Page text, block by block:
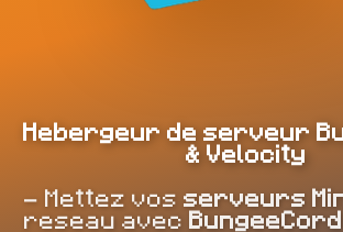
Hebergeur de serveur
& Velocity
- Mettez vos serveurs
reseau avec